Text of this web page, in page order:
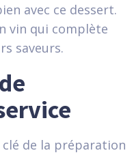
avec ce dessert.
vin qui complète
saveurs.
de la préparation